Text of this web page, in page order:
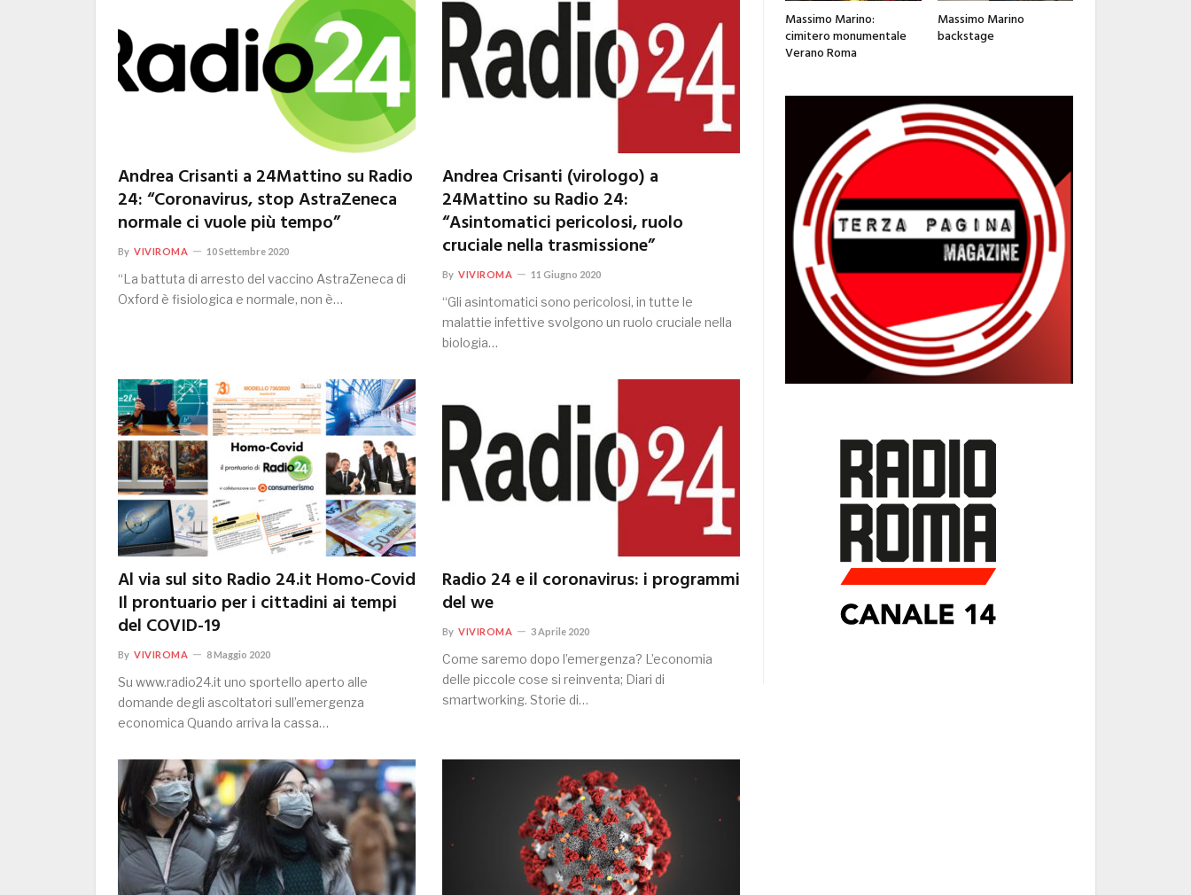
Andrea Crisanti a 24Mattino su Radio
24: “Coronavirus, stop AstraZeneca
normale ci vuole più tempo”
By VIVIROMA 10 Settembre 2020
“La battuta di arresto del vaccino AstraZeneca di
Oxford è fisiologica e normale, non è…
Andrea Crisanti (virologo) a
24Mattino su Radio 24:
“Asintomatici pericolosi, ruolo
cruciale nella trasmissione”
By VIVIROMA 11 Giugno 2020
“Gli asintomatici sono pericolosi, in tutte le
malattie infettive svolgono un ruolo cruciale nella
biologia…
Al via sul sito Radio 24.it Homo-Covid
Il prontuario per i cittadini ai tempi
del COVID-19
By VIVIROMA 8 Maggio 2020
Su www.radio24.it uno sportello aperto alle
domande degli ascoltatori sull’emergenza
economica Quando arriva la cassa…
Radio 24 e il coronavirus: i programmi
del we
By VIVIROMA 3 Aprile 2020
Come saremo dopo l’emergenza? L’economia
delle piccole cose si reinventa; Diari di
smartworking. Storie di…
Massimo Marino:
cimitero monumentale
Verano Roma
Massimo Marino
backstage